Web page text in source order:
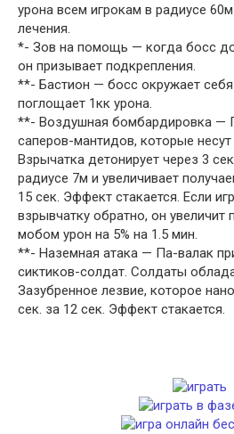
урона всем игрокам в радиусе
лечения.
*- Зов на помощь — когда босс
он призывает подкрепления.
**- Бастион — босс окружает
поглощает 1кк урона.
**- Воздушная бомбардировка —
саперов-мантидов, которые
Взрычатка детонирует через 3
радиусе 7м и увеличивает
15 сек. Эффект стакается. Если
взрывчатку обратно, он
мобом урон на 5% на 1.5 мин.
**- Наземная атака — Па-валак
сиктиков-солдат. Солдаты
Зазубренное лезвие, которое
сек. за 12 сек. Эффект стакается.